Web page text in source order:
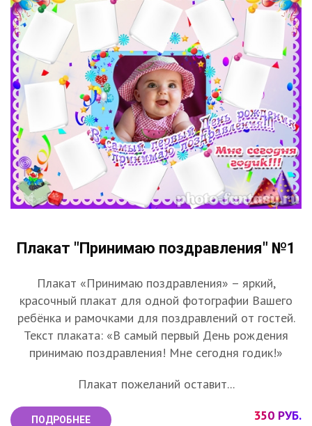
Плакат "Принимаю поздравления" №1
Плакат «Принимаю поздравления» – яркий,
красочный плакат для одной фотографии Вашего
ребёнка и рамочками для поздравлений от гостей.
Текст плаката: «В самый первый День рождения
принимаю поздравления! Мне сегодня годик!»
Плакат пожеланий оставит...
ПОДРОБНЕЕ 350 РУБ.